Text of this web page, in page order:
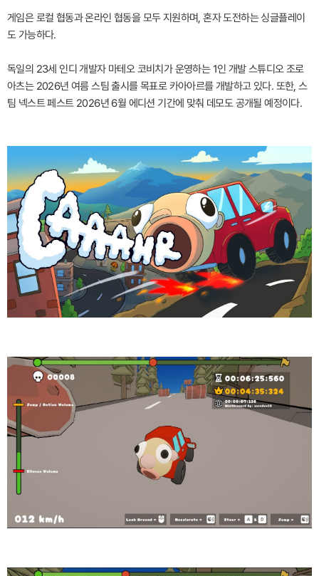
게임은 로컬 협동과 온라인 협동을 모두 지원하며, 혼자 도전하는 싱글플레이
도 가능하다.
독일의 23세 인디 개발자 마테오 코비치가 운영하는 1인 개발 스튜디오 조로
아츠는 2026년 여름 스팀 출시를 목표로 카아아르를 개발하고 있다. 또한, 스
팀 넥스트 페스트 2026년 6월 에디션 기간에 맞춰 데모도 공개될 예정이다.